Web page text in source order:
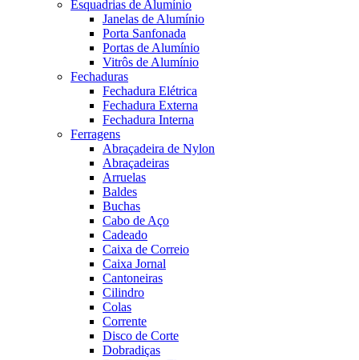
Esquadrias de Alumínio
Janelas de Alumínio
Porta Sanfonada
Portas de Alumínio
Vitrôs de Alumínio
Fechaduras
Fechadura Elétrica
Fechadura Externa
Fechadura Interna
Ferragens
Abraçadeira de Nylon
Abraçadeiras
Arruelas
Baldes
Buchas
Cabo de Aço
Cadeado
Caixa de Correio
Caixa Jornal
Cantoneiras
Cilindro
Colas
Corrente
Disco de Corte
Dobradiças